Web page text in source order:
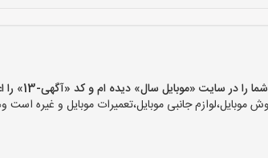
«موبایل سال» دیده ام و کد «آگهی-13» را اعلام کنید»
جانبی موبایل،تعمیرات موبایل و غیره